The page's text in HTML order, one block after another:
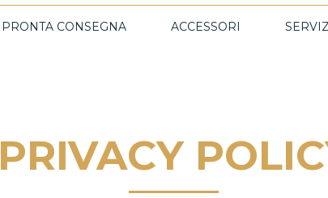
PRONTA CONSEGNA ACCESSORI
PRIVACY